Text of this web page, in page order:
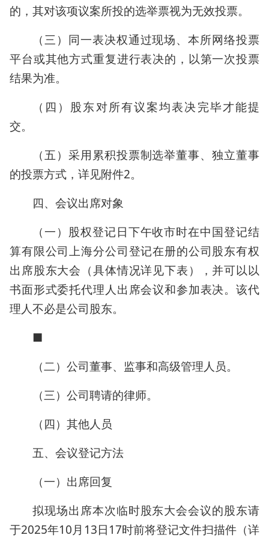
的，其对该项议案所投的选举票视为无效投票。
（三）同一表决权通过现场、本所网络投票
平台或其他方式重复进行表决的，以第一次投票
结果为准。
（四）股东对所有议案均表决完毕才能提
交。
（五）采用累积投票制选举董事、独立董事
的投票方式，详见附件2。
四、会议出席对象
（一）股权登记日下午收市时在中国登记结
算有限公司上海分公司登记在册的公司股东有权
出席股东大会（具体情况详见下表），并可以以
书面形式委托代理人出席会议和参加表决。该代
理人不必是公司股东。
■
（二）公司董事、监事和高级管理人员。
（三）公司聘请的律师。
（四）其他人员
五、会议登记方法
（一）出席回复
拟现场出席本次临时股东大会会议的股东请
于2025年10月13日17时前将登记文件扫描件（详